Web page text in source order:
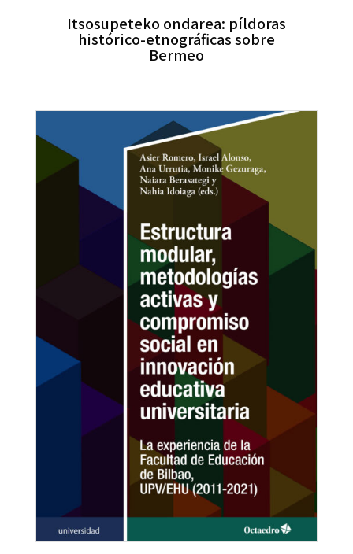
Itsosupeteko ondarea: píldoras
histórico-etnográficas sobre
Bermeo